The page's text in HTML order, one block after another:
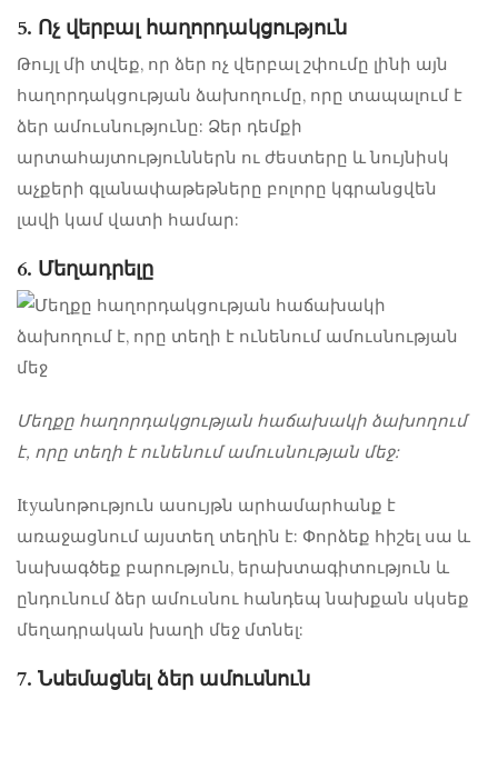
5. Ոչ վերբալ հաղորդակցություն
Թույլ մի տվեք, որ ձեր ոչ վերբալ շփումը լինի այն
հաղորդակցության ձախողումը, որը տապալում է
ձեր ամուսնությունը: Ձեր դեմքի
արտահայտություններն ու ժեստերը և նույնիսկ
աչքերի գլանափաթեթները բոլորը կգրանցվեն
լավի կամ վատի համար:
6. Մեղադրելը
Մեղքը հաղորդակցության հաճախակի ձախողում
է, որը տեղի է ունենում ամուսնության մեջ:
Ityանոթություն ասույթն արհամարհանք է
առաջացնում այստեղ տեղին է: Փորձեք հիշել սա և
նախագծեք բարություն, երախտագիտություն և
ընդունում ձեր ամուսնու հանդեպ նախքան սկսեք
մեղադրական խաղի մեջ մտնել:
7. Նսեմացնել ձեր ամուսնուն